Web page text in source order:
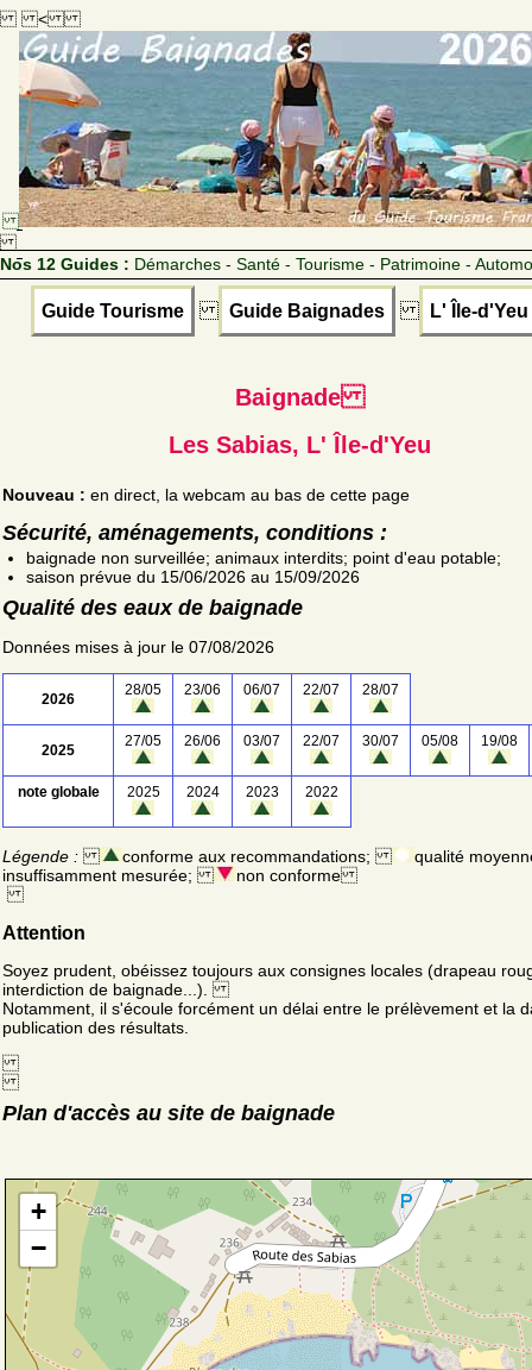
<
Nos 12 Guides : Démarches - Santé - Tourisme - Patrimoine -
Guide Tourisme Guide Baignades L' Île-d'Yeu
Baignade
Les Sabias, L' Île-d'Yeu
Nouveau : en direct, la webcam au bas de cette page
Sécurité, aménagements, conditions :
baignade non surveillée; animaux interdits; point d'eau potable;
saison prévue du 15/06/2026 au 15/09/2026
Qualité des eaux de baignade
Données mises à jour le 07/08/2026
2026
28/05 23/06 06/07 22/07 28/07
2025
27/05 26/06 03/07 22/07 30/07 05/08 19/08
note globale 2025 2024 2023 2022
Légende : conforme aux recommandations;
qualité
insuffisamment mesurée;
non conforme
Attention
Soyez prudent, obéissez toujours aux consignes locales (drapeau
interdiction de baignade...).
Notamment, il s'écoule forcément un délai entre le prélèvement et la
publication des résultats.
Plan d'accès au site de baignade
+
−